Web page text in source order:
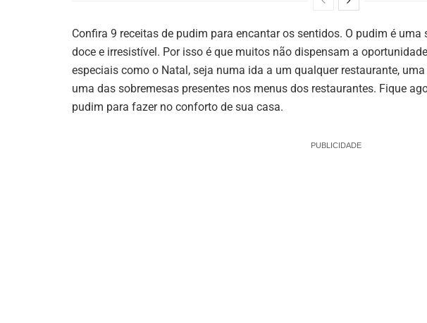
Confira 9 receitas de pudim para encantar os sentidos. O pudim é
doce e irresistível. Por isso é que muitos não dispensam a
especiais como o Natal, seja numa ida a um qualquer restaurante,
uma das sobremesas presentes nos menus dos restaurantes. Fique
pudim para fazer no conforto de sua casa.
PUBLICIDADE